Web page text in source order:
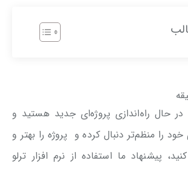
در حال راه‌اندازی پروژه‌ای جدید هستید و
را منظم‌تر دنبال کرده و پروژه را بهتر و
پیشنهاد ما استفاده از نرم افزار ترلو